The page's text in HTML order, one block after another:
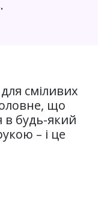
сміливих
що
будь-який
– і це